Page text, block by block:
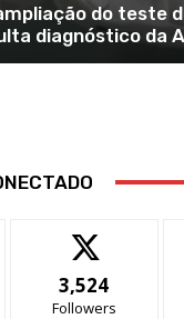
do teste
diagnóstico da
3,524
Followers